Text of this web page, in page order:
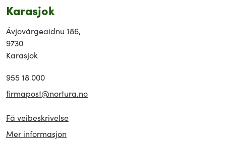
Karasjok
Ávjovárgeaidnu 186,
9730
Karasjok
955 18 000
firmapost@nortura.no
Få veibeskrivelse
Mer informasjon